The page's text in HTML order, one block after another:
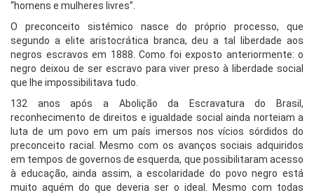
“homens e mulheres livres”.
O preconceito sistémico nasce do próprio processo, que
segundo a elite aristocrática branca, deu a tal liberdade aos
negros escravos em 1888. Como foi exposto anteriormente: o
negro deixou de ser escravo para viver preso à liberdade social
que lhe impossibilitava tudo.
132 anos após a Abolição da Escravatura do Brasil,
reconhecimento de direitos e igualdade social ainda norteiam a
luta de um povo em um país imersos nos vícios sórdidos do
preconceito racial. Mesmo com os avanços sociais adquiridos
em tempos de governos de esquerda, que possibilitaram acesso
à educação, ainda assim, a escolaridade do povo negro está
muito aquém do que deveria ser o ideal. Mesmo com todas